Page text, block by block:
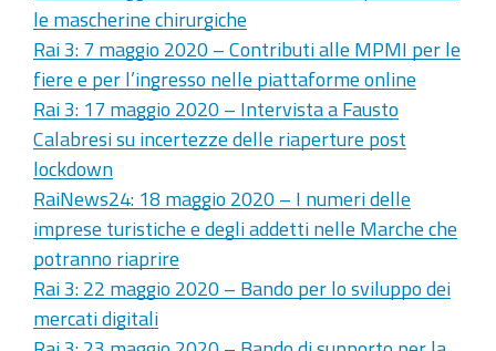
le mascherine chirurgiche
Rai 3: 7 maggio 2020 – Contributi alle MPMI per le
fiere e per l’ingresso nelle piattaforme online
Rai 3: 17 maggio 2020 – Intervista a Fausto
Calabresi su incertezze delle riaperture post
lockdown
RaiNews24: 18 maggio 2020 – I numeri delle
imprese turistiche e degli addetti nelle Marche che
potranno riaprire
Rai 3: 22 maggio 2020 – Bando per lo sviluppo dei
mercati digitali